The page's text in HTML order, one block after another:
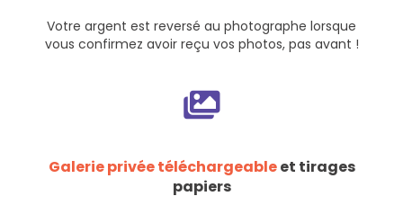
Votre argent est reversé au photographe lorsque
vous confirmez avoir reçu vos photos, pas avant !
Galerie privée téléchargeableet tirages
papiers